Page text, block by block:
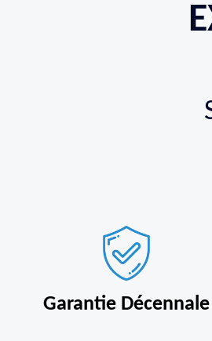
Garantie Décennale